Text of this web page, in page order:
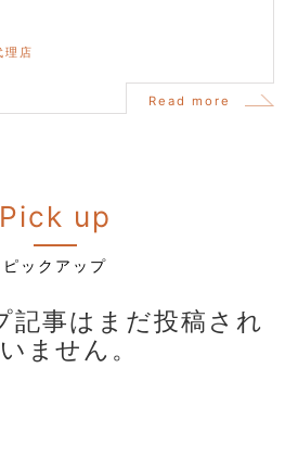
理店
Read more
Pick up
ピックアップ
記事はまだ投稿され
ません。